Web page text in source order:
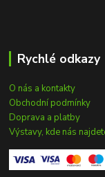
Rychlé odkazy
O nás a kontakty
Obchodní podmínky
Doprava a platby
Výstavy, kde nás